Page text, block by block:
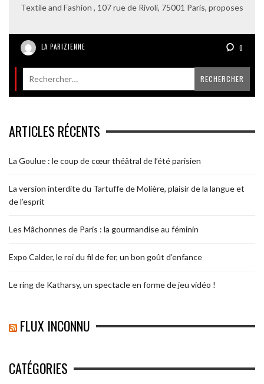
Textile and Fashion , 107 rue de Rivoli, 75001 Paris, proposes
LA PARIZIENNE 0
ARTICLES RÉCENTS
La Goulue : le coup de cœur théâtral de l’été parisien
La version interdite du Tartuffe de Molière, plaisir de la langue et
de l’esprit
Les Mâchonnes de Paris : la gourmandise au féminin
Expo Calder, le roi du fil de fer, un bon goût d’enfance
Le ring de Katharsy, un spectacle en forme de jeu vidéo !
FLUX INCONNU
CATÉGORIES